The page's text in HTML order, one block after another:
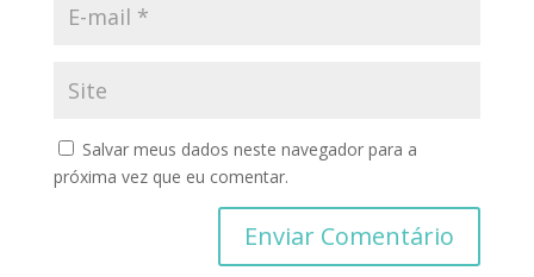
Salvar meus dados neste navegador para a
próxima vez que eu comentar.